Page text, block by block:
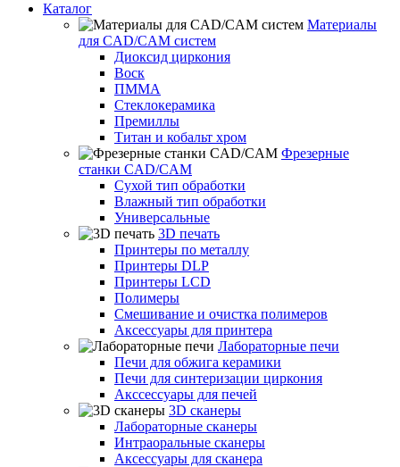
Каталог
Материалы
для CAD/CAM систем
Диоксид циркония
Воск
ПММА
Стеклокерамика
Премиллы
Титан и кобальт хром
Фрезерные
станки CAD/CAM
Сухой тип обработки
Влажный тип обработки
Универсальные
3D печать
Принтеры по металлу
Принтеры DLP
Принтеры LCD
Полимеры
Смешивание и очистка полимеров
Аксессуары для принтера
Лабораторные печи
Печи для обжига керамики
Печи для синтеризации циркония
Акссессуары для печей
3D сканеры
Лабораторные сканеры
Интраоральные сканеры
Аксессуары для сканера